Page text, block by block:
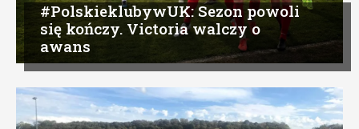
#PolskieklubywUK: Sezon powoli
się kończy. Victoria walczy o
awans